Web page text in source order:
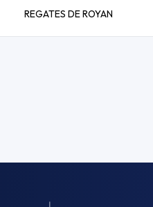
REGATES DE ROYAN